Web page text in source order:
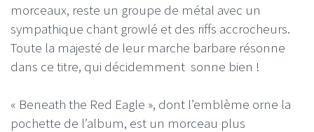
morceaux, reste un groupe de métal avec un
sympathique chant growlé et des riffs accrocheurs.
Toute la majesté de leur marche barbare résonne
dans ce titre, qui décidemment sonne bien !
« Beneath the Red Eagle », dont l’emblème orne la
pochette de l’album, est un morceau plus